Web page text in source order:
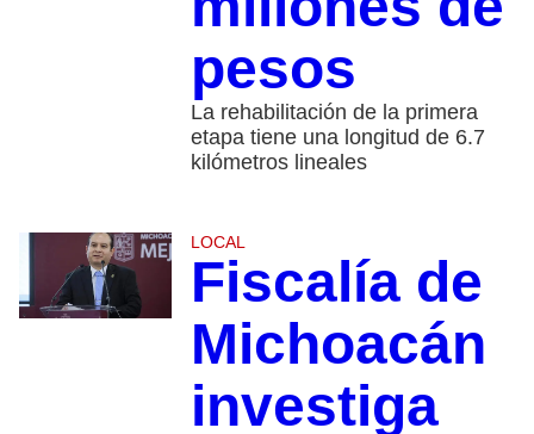
pesos
La rehabilitación de la primera
etapa tiene una longitud de 6.7
kilómetros lineales
LOCAL
Fiscalía de
Michoacán
investiga